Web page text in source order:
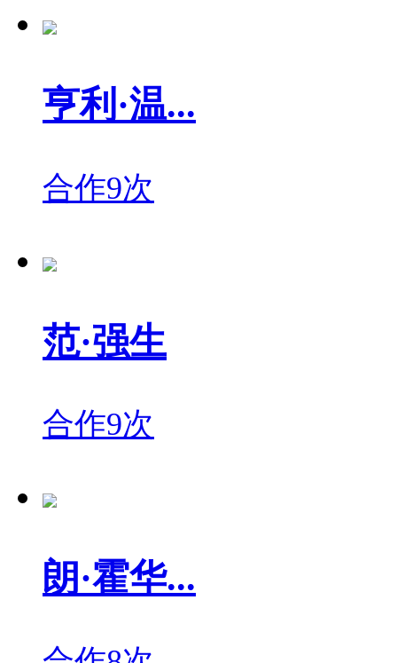
亨利·温...
合作9次
范·强生
合作9次
朗·霍华...